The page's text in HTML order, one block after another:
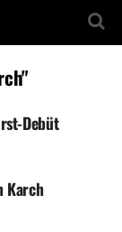
Debüt
Karch